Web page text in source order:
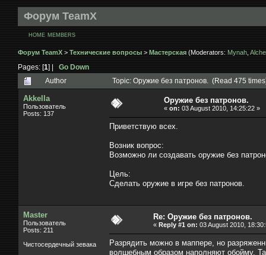
Форум TeamX
HOME MEMBERS
Форум TeamX > Технические вопросы > Мастерская (Moderators: Mynah
Pages: [1] | Go Down
Author
Topic: Оружие без патронов. (Read 475
Akkella
Пользователь
Posts: 137
Оружие без патронов.
« on: 03 August 2010, 14:25:22 »
Приветствую всех.
Возник вопрос:
Возможно ли создавать оружие без
Цель:
Сделать оружие в игре без патронов.
Master
Пользователь
Posts: 211
Чистосердечный зевака
Re: Оружие без патронов.
« Reply #1 on: 03 August 2010,
Разрядить можно в маппере, но
волшебным образом наполняют обойму.